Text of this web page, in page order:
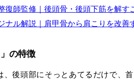
復師監修｜後頭骨・後頭下筋を解す
ナル解説｜肩甲骨から肩こりを改善
の特徴
、後頭部にそっとあてるだけで、